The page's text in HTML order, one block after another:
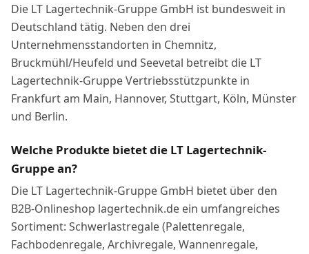
Die LT Lagertechnik-Gruppe GmbH ist bundesweit in
Deutschland tätig. Neben den drei
Unternehmensstandorten in Chemnitz,
Bruckmühl/Heufeld und Seevetal betreibt die LT
Lagertechnik-Gruppe Vertriebsstützpunkte in
Frankfurt am Main, Hannover, Stuttgart, Köln, Münster
und Berlin.
Welche Produkte bietet die LT Lagertechnik-
Gruppe an?
Die LT Lagertechnik-Gruppe GmbH bietet über den
B2B-Onlineshop lagertechnik.de ein umfangreiches
Sortiment: Schwerlastregale (Palettenregale,
Fachbodenregale, Archivregale, Wannenregale,